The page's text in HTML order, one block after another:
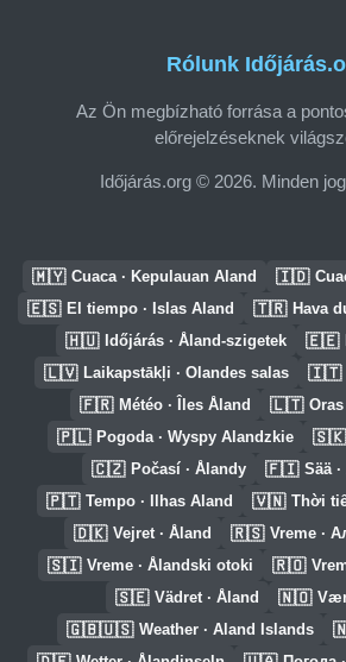
Rólunk
Az Ön megbízható forrása a
előrejelzéseknek
Időjárás.org © 2026. Minden
🇲🇾 Cuaca · Kepulauan Aland 🇮🇩
🇪🇸 El tiempo · Islas Aland 🇹🇷 Hava
🇭🇺 Időjárás · Åland-szigetek 🇪🇪
🇱🇻 Laikapstākļi · Olandes salas 🇮🇹
🇫🇷 Météo · Îles Åland 🇱🇹
🇵🇱 Pogoda · Wyspy Alandzkie 🇸🇰
🇨🇿 Počasí · Ålandy 🇫🇮 Sää
🇵🇹 Tempo · Ilhas Aland 🇻🇳 Thời
🇩🇰 Vejret · Åland 🇷🇸 Vreme ·
🇸🇮 Vreme · Ålandski otoki 🇷🇴
🇸🇪 Vädret · Åland 🇳🇴
🇬🇧🇺🇸 Weather · Aland Islands